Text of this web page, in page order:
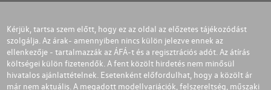
Kérjük, tartsa szem előtt, hogy ez az oldal az előzetes tájékozódást
szolgálja. Az árak- amennyiben nincs külön jelezve ennek az
ellenkezője - tartalmazzák az ÁFÁ-t és a regisztrációs adót. Az átírás
költségei külön fizetendők. A fent közölt hirdetés nem minősül
hivatalos ajánlattételnek. Esetenként előfordulhat, hogy a közölt ár
már nem aktuális. A megadott modellvariációk, felszereltség, műszaki